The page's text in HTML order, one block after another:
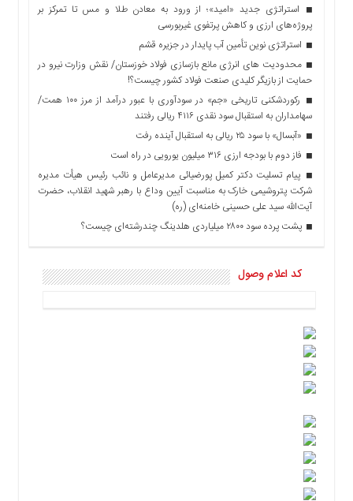
استراتژی جدید «امید»؛ از ورود به معادن طلا و مس تا تمرکز بر
پروژه‌های ارزی و کاهش پرتفوی غیربورسی
استراتژی نوین تأمین آب پایدار در جزیره قشم
محدودیت های انرژی مانع بازسازی فولاد خوزستان/ نقش وزارت نیرو در
حمایت از بازیگر کلیدی صنعت فولاد کشور چیست؟!
رکوردشکنی تاریخی «جم» در سودآوری با عبور درآمد از مرز ۱۰۰ همت/
سهامداران به استقبال سود نقدی ۴۱۱۶ ریالی رفتند
«آبسال» با سود ۲۵ ریالی به استقبال آینده رفت
فاز دوم با بودجه ارزی ۳۱۶ میلیون یورویی در راه است
پیام تسلیت دکتر کمیل پورضیائی مدیرعامل و نائب رئیس هیأت مدیره
شرکت پتروشیمی خارک به مناسبت آیین وداع با رهبر شهید انقلاب، حضرت
آیت‌الله سید علی حسینی خامنه‌ای (ره)
پشت پرده سود ۲۸۰۰ میلیاردی هلدینگ چندرشته‌ای چیست؟
کد اعلام وصول